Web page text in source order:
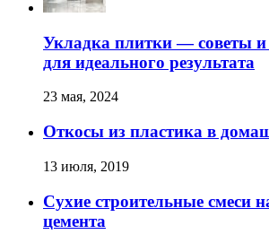
Укладка плитки — советы
для идеального результата
23 мая, 2024
Откосы из пластика в
13 июля, 2019
Сухие строительные смеси
цемента